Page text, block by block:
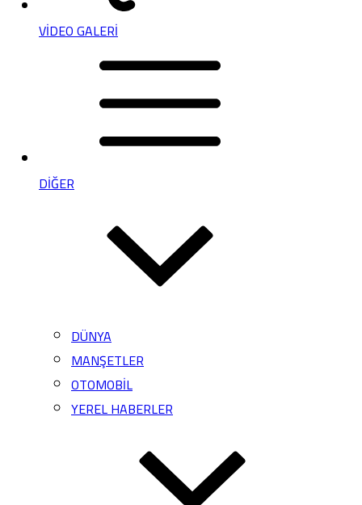
VİDEO GALERİ
DİĞER
DÜNYA
MANŞETLER
OTOMOBİL
YEREL HABERLER